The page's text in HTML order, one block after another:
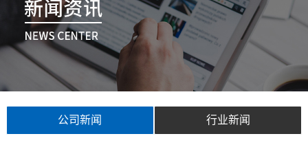
公司新闻 行业新闻